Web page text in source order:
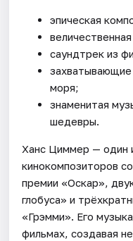
эпическая
саундтрек из
моря;
знаменитая
шедевры.
Ханс Циммер — один
кинокомпозиторов
премии «Оскар»,
глобуса» и
«Грэмми». Его
фильмах, создавая